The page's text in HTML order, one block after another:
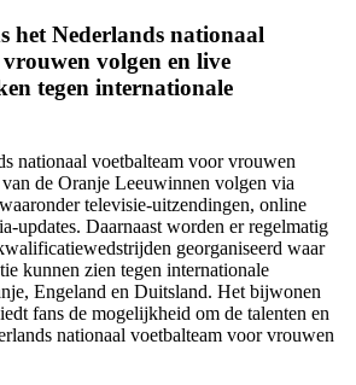
het Nederlands nationaal
volgen en live
tegen internationale
nationaal voetbalteam voor vrouwen
de Oranje Leeuwinnen volgen via
televisie-uitzendingen, online
updates. Daarnaast worden er regelmatig
georganiseerd waar
kunnen zien tegen internationale
Engeland en Duitsland. Het bijwonen
fans de mogelijkheid om de talenten en
nationaal voetbalteam voor vrouwen